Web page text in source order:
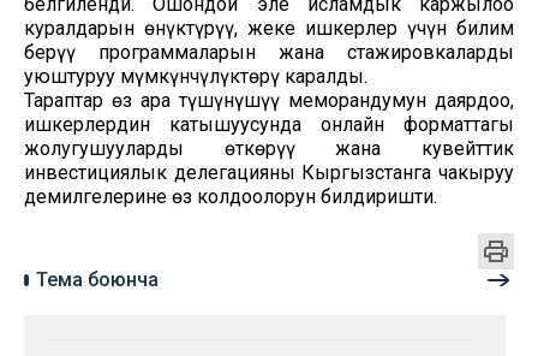
белгиленди. Ошондой эле исламдык каржылоо
куралдарын өнүктүрүү, жеке ишкерлер үчүн билим
берүү программаларын жана стажировкаларды
уюштуруу мүмкүнчүлүктөрү каралды.
Тараптар өз ара түшүнүшүү меморандумун даярдоо,
ишкерлердин катышуусунда онлайн форматтагы
жолугушууларды өткөрүү жана кувейттик
инвестициялык делегацияны Кыргызстанга чакыруу
демилгелерине өз колдоолорун билдиришти.
Тема боюнча